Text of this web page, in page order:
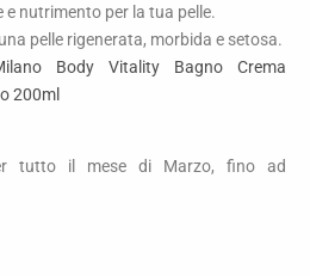
nutrimento per la tua pelle.
una pelle rigenerata, morbida e setosa.
Body Vitality Bagno Crema
200ml
tutto il mese di Marzo, fino ad